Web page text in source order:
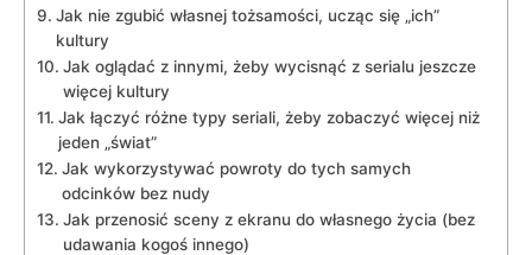
Jak nie zgubić własnej tożsamości, ucząc się „ich”
kultury
Jak oglądać z innymi, żeby wycisnąć z serialu jeszcze
więcej kultury
Jak łączyć różne typy seriali, żeby zobaczyć więcej niż
jeden „świat”
Jak wykorzystywać powroty do tych samych
odcinków bez nudy
Jak przenosić sceny z ekranu do własnego życia (bez
udawania kogoś innego)